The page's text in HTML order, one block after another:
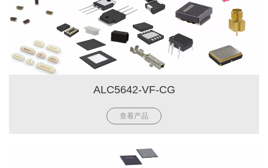
ALC5642-VF-CG
查看产品